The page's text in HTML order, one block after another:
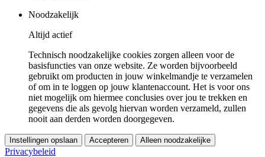
Noodzakelijk
Altijd actief
Technisch noodzakelijke cookies zorgen alleen voor de
basisfuncties van onze website. Ze worden bijvoorbeeld
gebruikt om producten in jouw winkelmandje te verzamelen
of om in te loggen op jouw klantenaccount. Het is voor ons
niet mogelijk om hiermee conclusies over jou te trekken en
gegevens die als gevolg hiervan worden verzameld, zullen
nooit aan derden worden doorgegeven.
Instellingen opslaan Accepteren Alleen noodzakelijke
Privacybeleid